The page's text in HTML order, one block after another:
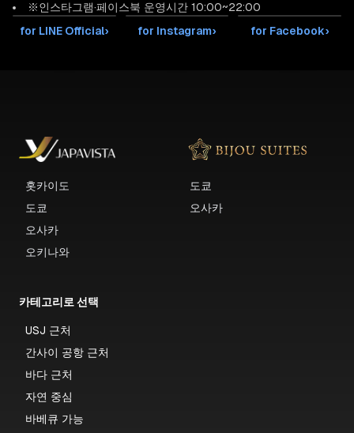
※인스타그램·페이스북 운영시간 10:00~22:00
for LINE Official› for Instagram› for Facebook›
홋카이도
도쿄
오사카
오키나와
도쿄
오사카
카테고리로 선택
USJ 근처
간사이 공항 근처
바다 근처
자연 중심
바베큐 가능